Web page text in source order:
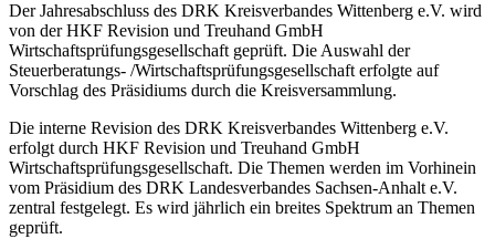
Der Jahresabschluss des DRK Kreisverbandes Wittenberg e.V. wird
von der HKF Revision und Treuhand GmbH
Wirtschaftsprüfungsgesellschaft geprüft. Die Auswahl der
Steuerberatungs- /Wirtschaftsprüfungsgesellschaft erfolgte auf
Vorschlag des Präsidiums durch die Kreisversammlung.
Die interne Revision des DRK Kreisverbandes Wittenberg e.V.
erfolgt durch HKF Revision und Treuhand GmbH
Wirtschaftsprüfungsgesellschaft. Die Themen werden im Vorhinein
vom Präsidium des DRK Landesverbandes Sachsen-Anhalt e.V.
zentral festgelegt. Es wird jährlich ein breites Spektrum an Themen
geprüft.